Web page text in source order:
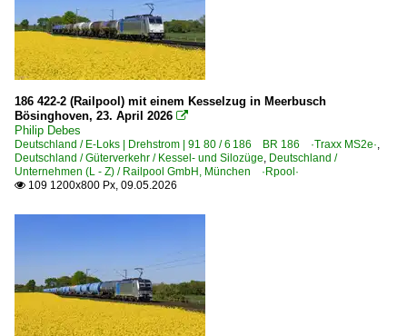
186 422-2 (Railpool) mit einem Kesselzug in Meerbusch
Bösinghoven, 23. April 2026 
Philip Debes
Deutschland / E-Loks | Drehstrom | 91 80 / 6 186 BR 186 ·Traxx MS2e·,
Deutschland / Güterverkehr / Kessel- und Silozüge, Deutschland /
Unternehmen (L - Z) / Railpool GmbH, München ·Rpool·
 109 1200x800 Px, 09.05.2026